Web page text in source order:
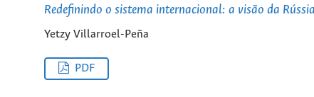
Redefinindo o sistema internacional: a visão da
Yetzy Villarroel-Peña
PDF